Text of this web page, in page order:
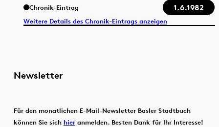
Chronik-Eintrag 1.6.1982
Weitere Details des Chronik-Eintrags anzeigen
Newsletter
Für den monatlichen E-Mail-Newsletter Basler Stadtbuch
können Sie sich hier anmelden. Besten Dank für Ihr Interesse!